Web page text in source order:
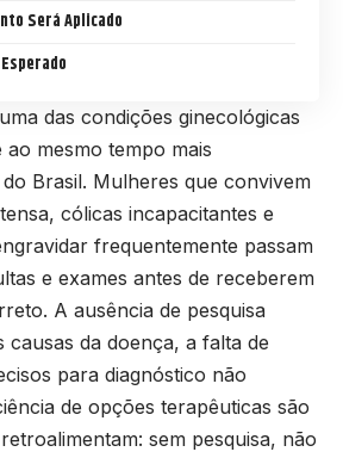
Será Aplicado
das condições ginecológicas
ao mesmo tempo mais
Brasil. Mulheres que convivem
cólicas incapacitantes e
frequentemente passam
e exames antes de receberem
A ausência de pesquisa
causas da doença, a falta de
para diagnóstico não
de opções terapêuticas são
sem pesquisa, não